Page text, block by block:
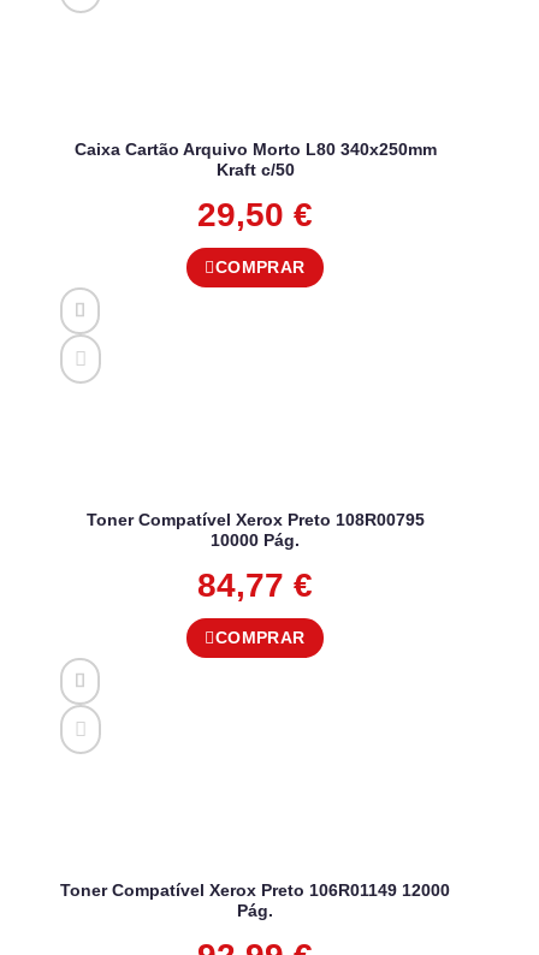
Caixa Cartão Arquivo Morto L80 340x250mm
Kraft c/50
29,50 €
COMPRAR
Toner Compatível Xerox Preto 108R00795
10000 Pág.
84,77 €
COMPRAR
Toner Compatível Xerox Preto 106R01149 12000
Pág.